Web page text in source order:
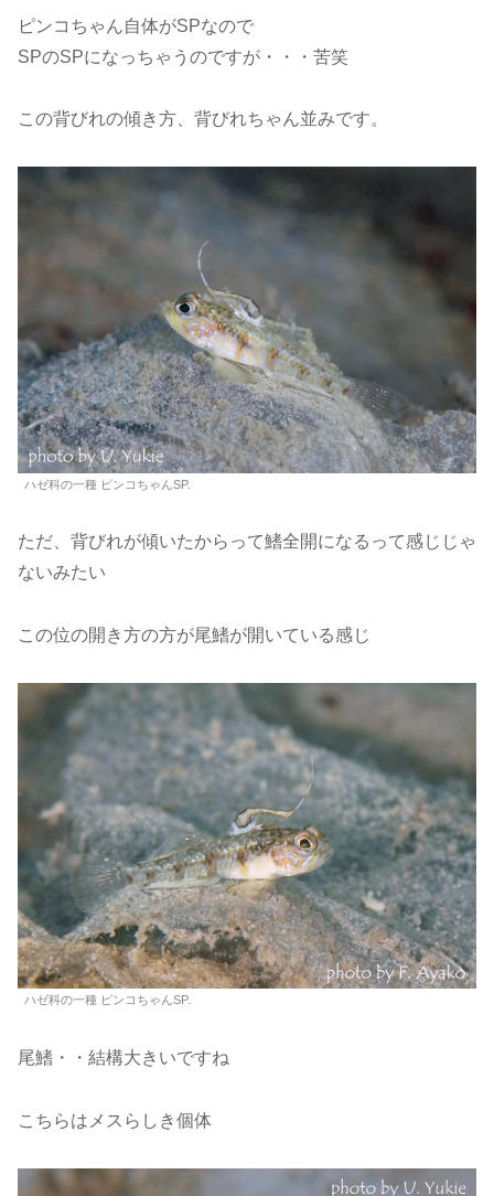
ピンコちゃん自体がSPなので
SPのSPになっちゃうのですが・・・苦笑
この背びれの傾き方、背びれちゃん並みです。
ハゼ科の一種 ピンコちゃんSP.
ただ、背びれが傾いたからって鰭全開になるって感じじゃ
ないみたい
この位の開き方の方が尾鰭が開いている感じ
ハゼ科の一種 ピンコちゃんSP.
尾鰭・・結構大きいですね
こちらはメスらしき個体